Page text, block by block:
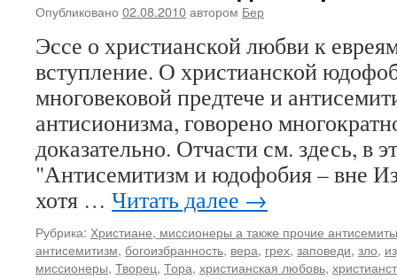
Опубликовано 02.08.2010автором Бер
Эссе о христианской любви к
вступление. О христианской
многовековой предтече и
антисионизма, говорено
доказательно. Отчасти см. здесь, в
"Антисемитизм и юдофобия – вне
хотя … Читать далее →
Рубрика: Христиане, миссионеры а также прочие
антисемитизм, богоизбранность, вера, грех, заповеди, зло,
миссионеры, Творец, Тора, христианская любовь,